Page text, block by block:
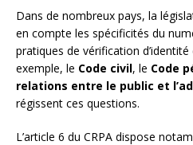
Dans de nombreux pays, la
en compte les spécificités du
pratiques de vérification
exemple, le Code civil, le Code
relations entre le public et
régissent ces questions.
L’article 6 du CRPA dispose